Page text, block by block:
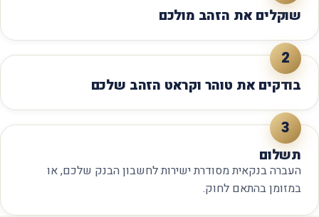
שוקלים את הזהב מולכם
2
בודקים את טוהר וקראט הזהב שלכם
3
תשלום
העברה בנקאית מסודרת ישירות לחשבון הבנק שלכם, או
במזומן בהתאם לחוק.